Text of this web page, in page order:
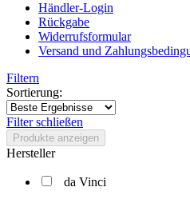
Händler-Login
Rückgabe
Widerrufsformular
Versand und
Filtern
Sortierung:
Filter schließen
Produkte anzeigen
Hersteller
da Vinci